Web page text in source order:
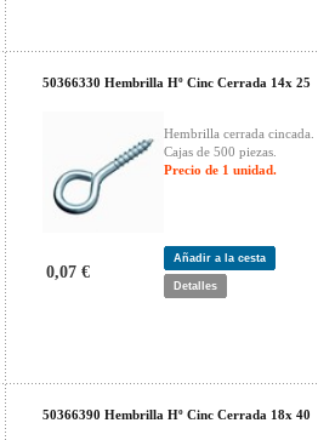
50366330 Hembrilla Hº Cinc Cerrada 14x 25
Hembrilla cerrada cincada.
Cajas de 500 piezas.
Precio de 1 unidad.
0,07 €
Añadir a la cesta
Detalles
50366390 Hembrilla Hº Cinc Cerrada 18x 40